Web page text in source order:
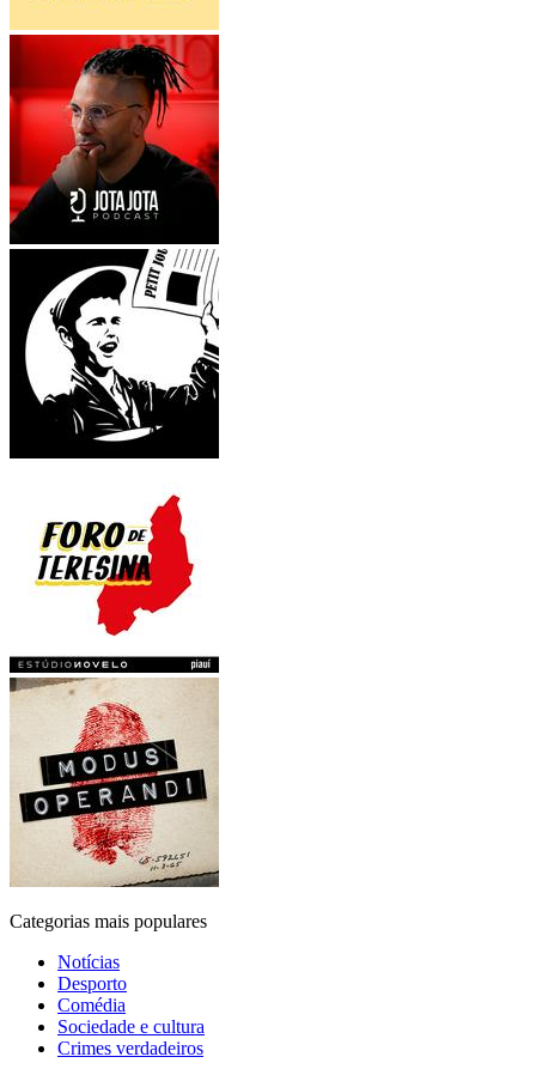
Categorias mais populares
Notícias
Desporto
Comédia
Sociedade e cultura
Crimes verdadeiros